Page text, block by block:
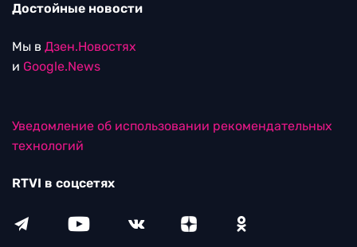
Достойные новости
Мы в Дзен.Новостях
и Google.News
Уведомление об использовании рекомендательных
технологий
RTVI в соцсетях